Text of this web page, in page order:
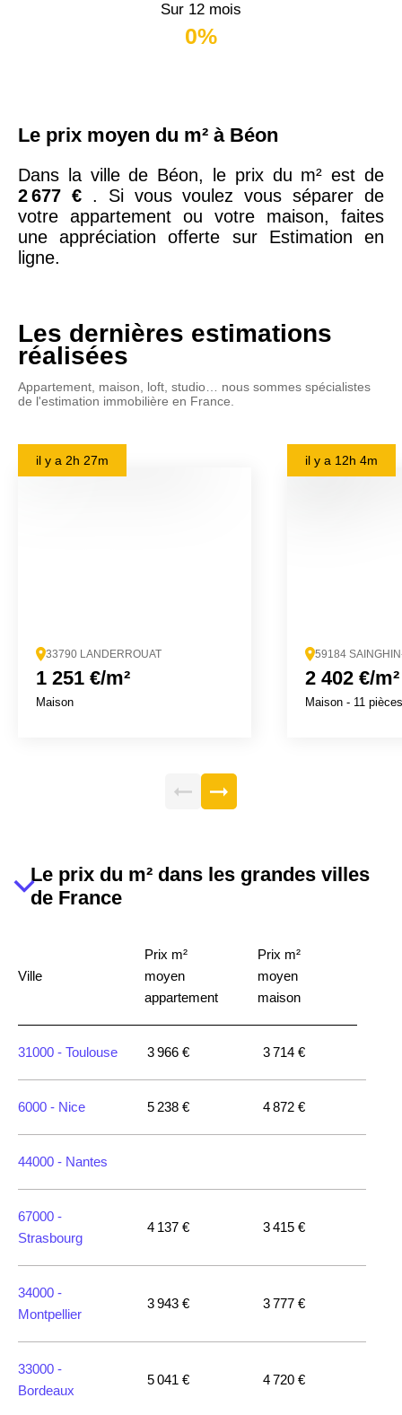
Sur 12 mois
0%
Le prix moyen du m² à Béon
Dans la ville de Béon, le prix du m² est de
2 677 € . Si vous voulez vous séparer de
votre appartement ou votre maison, faites
une appréciation offerte sur Estimation en
ligne.
Les dernières estimations
réalisées
Appartement, maison, loft, studio… nous sommes spécialistes
de l'estimation immobilière en France.
il y a 2h 27m
33790 LANDERROUAT
1 251 €/m²
Maison
il y a 12h 4m
59184
2 402 €/m²
Maison - 11 pièces
Le prix du m² dans les grandes villes
de France
Ville
Prix m²
moyen
appartement
Prix m²
moyen
maison
31000 - Toulouse 3 966 € 3 714 €
6000 - Nice 5 238 € 4 872 €
44000 - Nantes
67000 -
Strasbourg
4 137 € 3 415 €
34000 -
Montpellier
3 943 € 3 777 €
33000 -
Bordeaux
5 041 € 4 720 €